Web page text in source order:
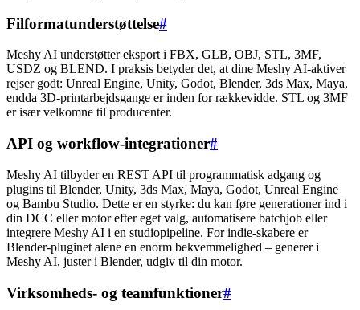
Filformatunderstøttelse#
Meshy AI understøtter eksport i FBX, GLB, OBJ, STL, 3MF,
USDZ og BLEND. I praksis betyder det, at dine Meshy AI-aktiver
rejser godt: Unreal Engine, Unity, Godot, Blender, 3ds Max, Maya,
endda 3D-printarbejdsgange er inden for rækkevidde. STL og 3MF
er især velkomne til producenter.
API og workflow-integrationer#
Meshy AI tilbyder en REST API til programmatisk adgang og
plugins til Blender, Unity, 3ds Max, Maya, Godot, Unreal Engine
og Bambu Studio. Dette er en styrke: du kan føre generationer ind i
din DCC eller motor efter eget valg, automatisere batchjob eller
integrere Meshy AI i en studiopipeline. For indie-skabere er
Blender-pluginet alene en enorm bekvemmelighed – generer i
Meshy AI, juster i Blender, udgiv til din motor.
Virksomheds- og teamfunktioner#